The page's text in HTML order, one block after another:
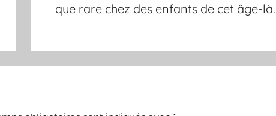
que rare chez des enfants de cet âge-là.